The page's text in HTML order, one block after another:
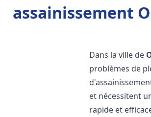
assainissement
Dans la ville de
problèmes de
et nécessitent
rapide et